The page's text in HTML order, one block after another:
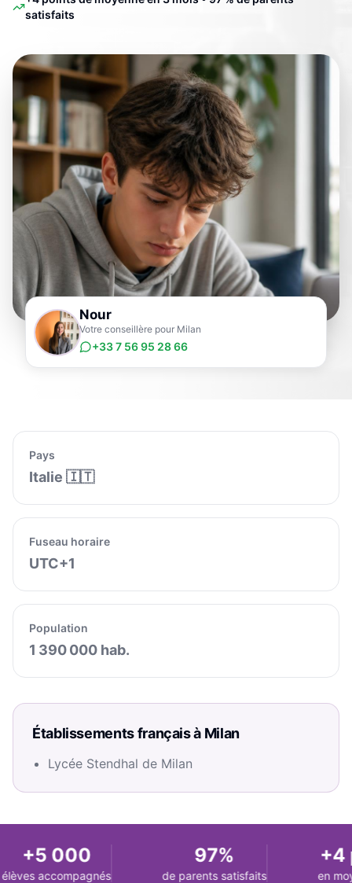
satisfaits
Nour
Votre conseillère pour Milan
+33 7 56 95 28 66
Pays
Italie 🇮🇹
Fuseau horaire
UTC+1
Population
1 390 000 hab.
Établissements français à Milan
Lycée Stendhal de Milan
+5 000
accompagnés
97%
de parents satisfaits
+4
en